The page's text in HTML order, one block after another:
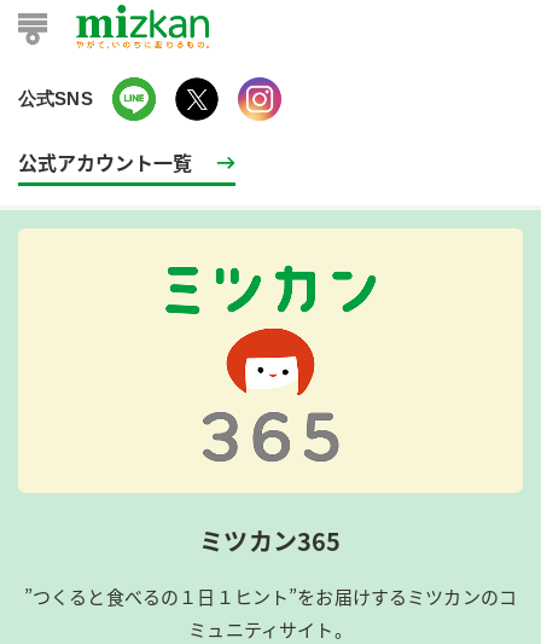
公式SNS
公式アカウント一覧
ミツカン365
”つくると食べるの１日１ヒント”をお届けするミツカンのコ
ミュニティサイト。